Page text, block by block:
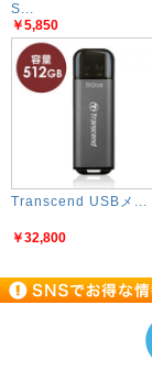
S...
￥5,850
Transcend USBメ...
￥32,800